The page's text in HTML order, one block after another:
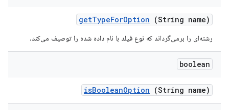
getTypeForOption (String name)
رشته‌ای را برمی‌گرداند که نوع فیلد با نام داده شده را توصیف می‌کند.
boolean
isBooleanOption (String name)